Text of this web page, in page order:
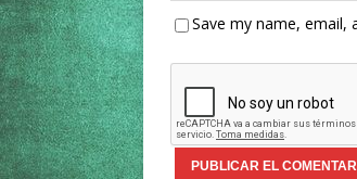
Save my name,